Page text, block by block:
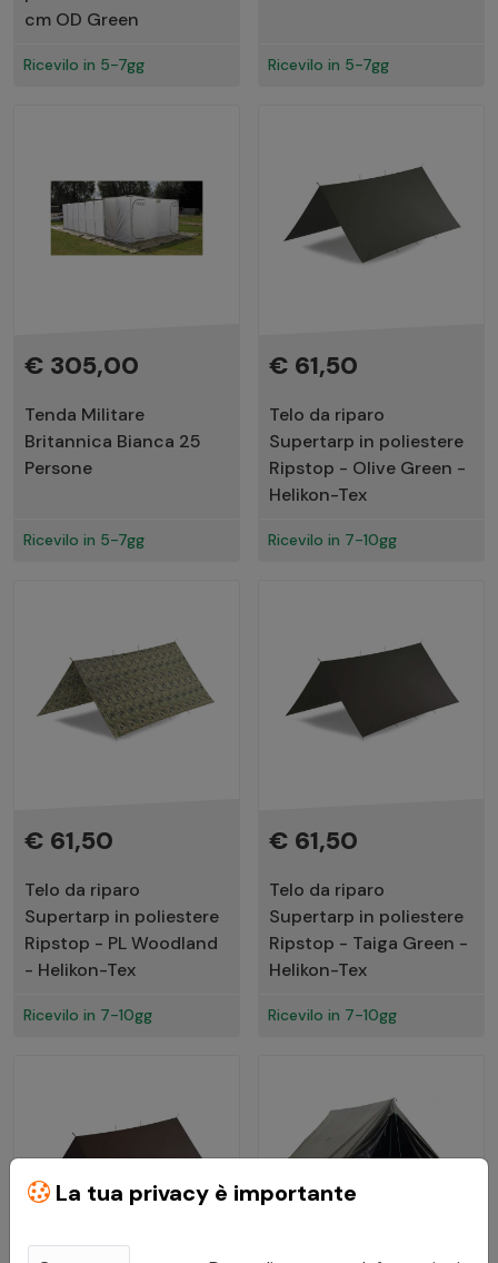
cm OD Green
Ricevilo in 5-7gg Ricevilo in 5-7gg
€ 305,00
Tenda Militare
Britannica Bianca 25
Persone
Ricevilo in 5-7gg
€ 61,50
Telo da riparo
Supertarp in poliestere
Ripstop - Olive Green -
Helikon-Tex
Ricevilo in 7-10gg
€ 61,50
Telo da riparo
Supertarp in poliestere
Ripstop - PL Woodland
- Helikon-Tex
Ricevilo in 7-10gg
€ 61,50
Telo da riparo
Supertarp in poliestere
Ripstop - Taiga Green -
Helikon-Tex
Ricevilo in 7-10gg
La tua privacy è importante